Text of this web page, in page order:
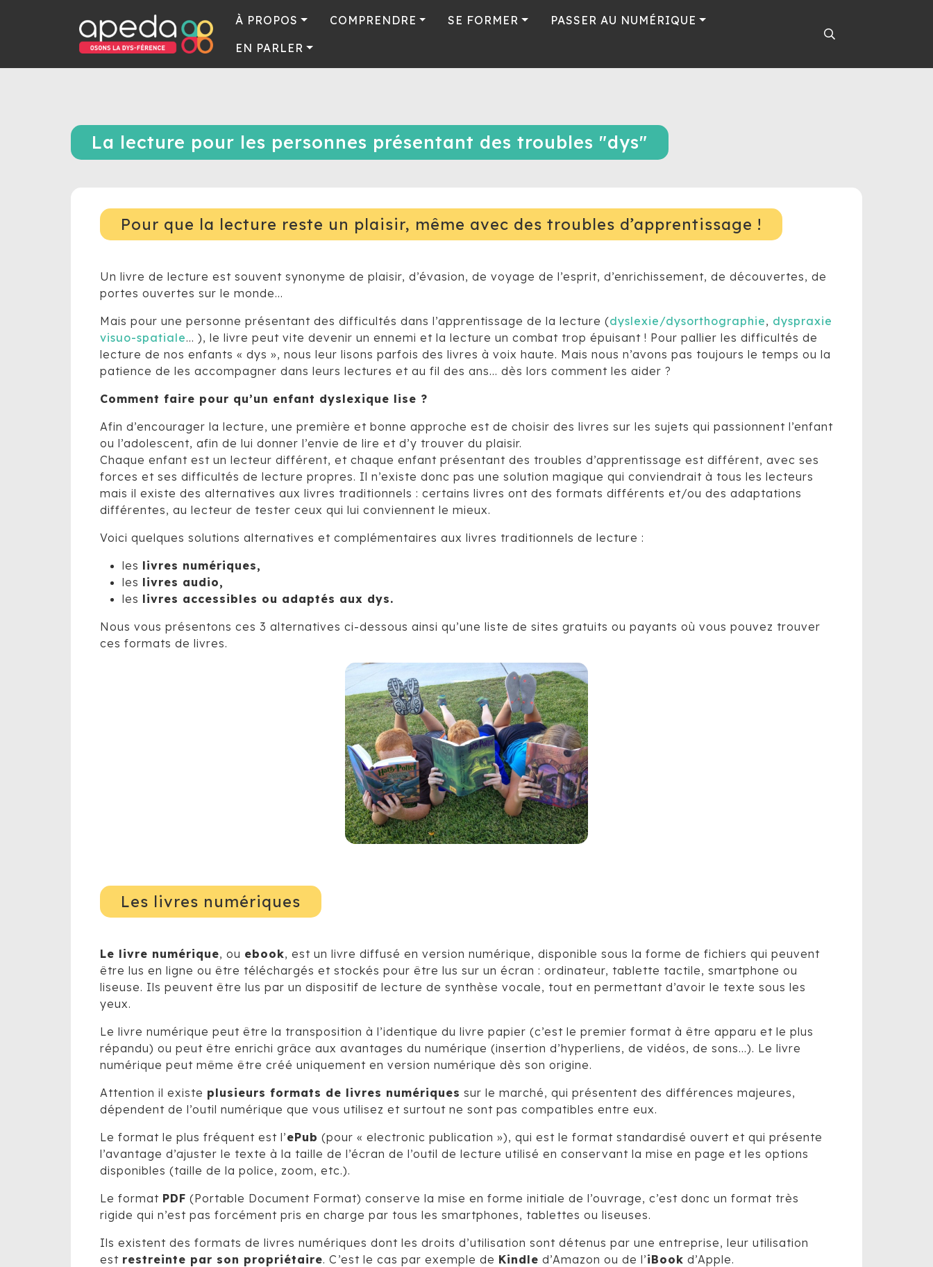
À PROPOS COMPRENDRE SE FORMER
PASSER AU NUMÉRIQUE
EN PARLER
La lecture pour les personnes présentant des troubles "dys"
Pour que la lecture reste un plaisir, même avec des troubles d’apprentissage !
Un livre de lecture est souvent synonyme de plaisir, d’évasion, de voyage de l’esprit, d’enrichissement, de découvertes, de
portes ouvertes sur le monde…
Mais pour une personne présentant des difficultés dans l’apprentissage de la lecture (dyslexie/dysorthographie, dyspraxie
visuo-spatiale… ), le livre peut vite devenir un ennemi et la lecture un combat trop épuisant ! Pour pallier les difficultés de
lecture de nos enfants « dys », nous leur lisons parfois des livres à voix haute. Mais nous n’avons pas toujours le temps ou la
patience de les accompagner dans leurs lectures et au fil des ans… dès lors comment les aider ?
Comment faire pour qu’un enfant dyslexique lise ?
Afin d’encourager la lecture, une première et bonne approche est de choisir des livres sur les sujets qui passionnent l’enfant
ou l’adolescent, afin de lui donner l’envie de lire et d’y trouver du plaisir.
Chaque enfant est un lecteur différent, et chaque enfant présentant des troubles d’apprentissage est différent, avec ses
forces et ses difficultés de lecture propres. Il n’existe donc pas une solution magique qui conviendrait à tous les lecteurs
mais il existe des alternatives aux livres traditionnels : certains livres ont des formats différents et/ou des adaptations
différentes, au lecteur de tester ceux qui lui conviennent le mieux.
Voici quelques solutions alternatives et complémentaires aux livres traditionnels de lecture :
les livres numériques,
les livres audio,
les livres accessibles ou adaptés aux dys.
Nous vous présentons ces 3 alternatives ci-dessous ainsi qu’une liste de sites gratuits ou payants où vous pouvez trouver
ces formats de livres.
Les livres numériques
Le livre numérique, ou ebook, est un livre diffusé en version numérique, disponible sous la forme de fichiers qui peuvent
être lus en ligne ou être téléchargés et stockés pour être lus sur un écran : ordinateur, tablette tactile, smartphone ou
liseuse. Ils peuvent être lus par un dispositif de lecture de synthèse vocale, tout en permettant d’avoir le texte sous les
yeux.
Le livre numérique peut être la transposition à l’identique du livre papier (c’est le premier format à être apparu et le plus
répandu) ou peut être enrichi grâce aux avantages du numérique (insertion d’hyperliens, de vidéos, de sons…). Le livre
numérique peut même être créé uniquement en version numérique dès son origine.
Attention il existe plusieurs formats de livres numériques sur le marché, qui présentent des différences majeures,
dépendent de l’outil numérique que vous utilisez et surtout ne sont pas compatibles entre eux.
Le format le plus fréquent est l’ePub (pour « electronic publication »), qui est le format standardisé ouvert et qui présente
l’avantage d’ajuster le texte à la taille de l’écran de l’outil de lecture utilisé en conservant la mise en page et les options
disponibles (taille de la police, zoom, etc.).
Le format PDF (Portable Document Format) conserve la mise en forme initiale de l’ouvrage, c’est donc un format très
rigide qui n’est pas forcément pris en charge par tous les smartphones, tablettes ou liseuses.
Ils existent des formats de livres numériques dont les droits d’utilisation sont détenus par une entreprise, leur utilisation
est restreinte par son propriétaire. C’est le cas par exemple de Kindle d’Amazon ou de l’iBook d’Apple.